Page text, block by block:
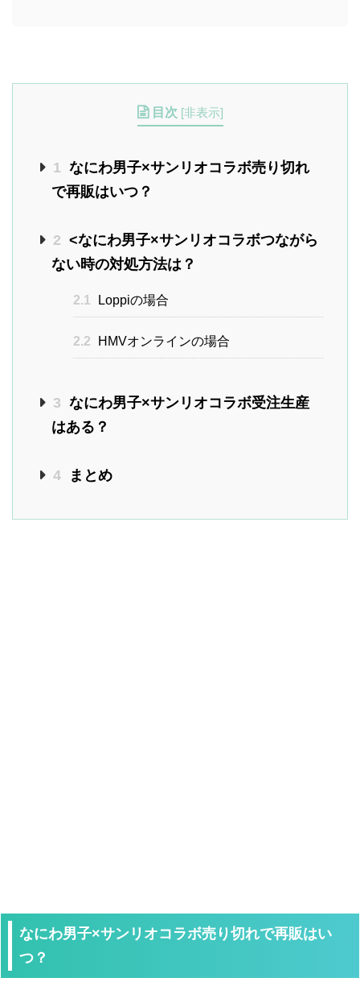
目次 [非表示]
1 なにわ男子×サンリオコラボ売り切れ
で再販はいつ？
2 <なにわ男子×サンリオコラボつながら
ない時の対処方法は？
2.1 Loppiの場合
2.2 HMVオンラインの場合
3 なにわ男子×サンリオコラボ受注生産
はある？
4 まとめ
なにわ男子×サンリオコラボ売り切れで再販はい
つ？